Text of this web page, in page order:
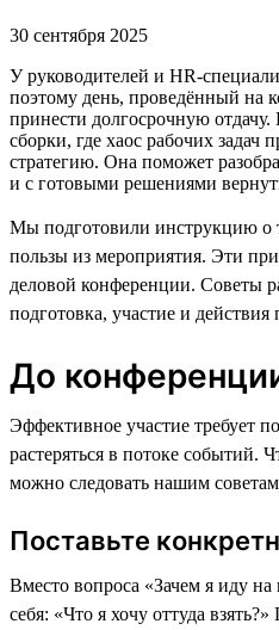
30 сентября 2025
У руководителей и HR-
поэтому день, проведённый на
принести долгосрочную отдачу.
сборки, где хаос рабочих задач
стратегию. Она поможет
и с готовыми решениями
Мы подготовили инструкцию о
пользы из мероприятия. Эти
деловой конференции. Советы
подготовка, участие и действия
До
Эффективное участие требует
растеряться в потоке событий.
можно следовать нашим
Поставьте
Вместо вопроса «Зачем я иду
себя: «Что я хочу оттуда